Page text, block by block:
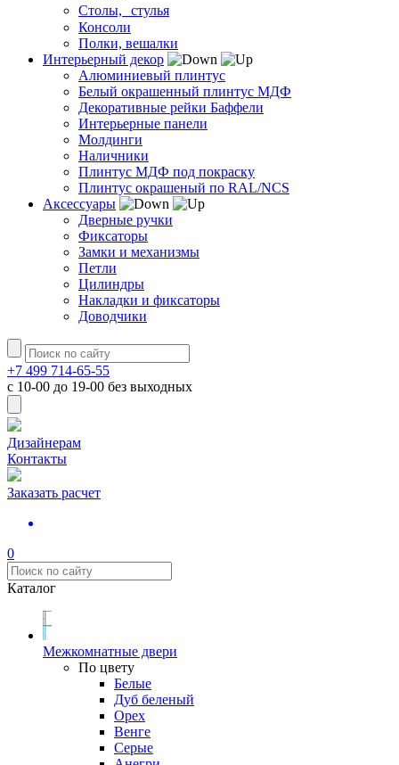
Столы, стулья
Консоли
Полки, вешалки
Интерьерный декор
Алюминиевый плинтус
Белый окрашенный плинтус МДФ
Декоративные рейки Баффели
Интерьерные панели
Молдинги
Наличники
Плинтус МДФ под покраску
Плинтус окрашеный по RAL/NCS
Аксессуары
Дверные ручки
Фиксаторы
Замки и механизмы
Петли
Цилиндры
Накладки и фиксаторы
Доводчики
+7 499 714-65-55
с 10-00 до 19-00 без выходных
Дизайнерам
Контакты
Заказать расчет
0
Каталог
Межкомнатные двери
По цвету
Белые
Дуб беленый
Орех
Венге
Серые